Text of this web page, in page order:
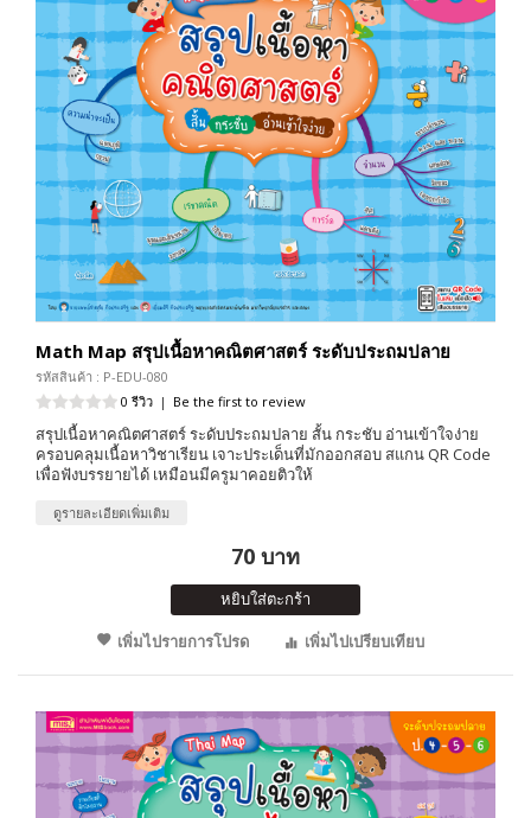
Math Map สรุปเนื้อหาคณิตศาสตร์ ระดับประถมปลาย
รหัสสินค้า : P-EDU-080
0 รีวิว | Be the first to review
สรุปเนื้อหาคณิตศาสตร์ ระดับประถมปลาย สั้น กระชับ อ่านเข้าใจง่าย
ครอบคลุมเนื้อหาวิชาเรียน เจาะประเด็นที่มักออกสอบ สแกน QR Code
เพื่อฟังบรรยายได้ เหมือนมีครูมาคอยติวให้
ดูรายละเอียดเพิ่มเติม
70 บาท
หยิบใส่ตะกร้า
เพิ่มไปรายการโปรด
เพิ่มไปเปรียบเทียบ